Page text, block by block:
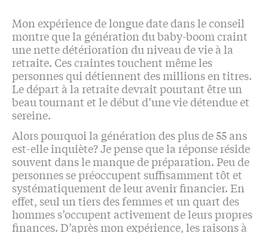
Mon expérience de longue date dans le conseil
montre que la génération du baby-boom craint
une nette détérioration du niveau de vie à la
retraite. Ces craintes touchent même les
personnes qui détiennent des millions en titres.
Le départ à la retraite devrait pourtant être un
beau tournant et le début d’une vie détendue et
sereine.
Alors pourquoi la génération des plus de 55 ans
est-elle inquiète? Je pense que la réponse réside
souvent dans le manque de préparation. Peu de
personnes se préoccupent suffisamment tôt et
systématiquement de leur avenir financier. En
effet, seul un tiers des femmes et un quart des
hommes s’occupent activement de leurs propres
finances. D’après mon expérience, les raisons à